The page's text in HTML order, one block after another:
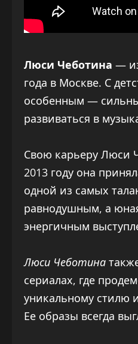
Люси Чеботина —
года в Москве. С
особенным —
развиваться в
Свою карьеру Люси
2013 году она
одной из самых
равнодушным, а
энергичным
Люси Чеботина
сериалах, где
уникальному стилю
Ее образы всегда